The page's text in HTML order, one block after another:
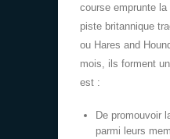
course emprunte
piste britannique
ou Hares and
mois, ils forment
est :
De promouvoir
parmi leurs